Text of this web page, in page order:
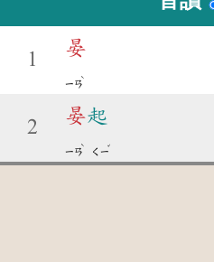
1
晏
ㄧㄢ
ˋ
2
晏起
ㄧㄢ
ˋ
ㄑㄧ
ˇ